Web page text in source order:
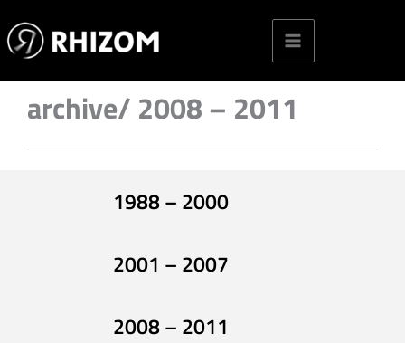
to
content
archive/ 2008 – 2011
1988 – 2000
2001 – 2007
2008 – 2011